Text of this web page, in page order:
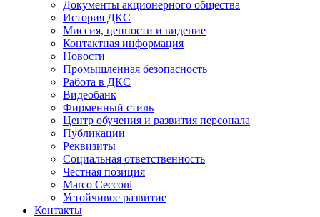
Документы акционерного общества
История ДКС
Миссия, ценности и видение
Контактная информация
Новости
Промышленная безопасность
Работа в ДКС
Видеобанк
Фирменный стиль
Центр обучения и развития персонала
Публикации
Реквизиты
Социальная ответственность
Честная позиция
Marco Cecconi
Устойчивое развитие
Контакты